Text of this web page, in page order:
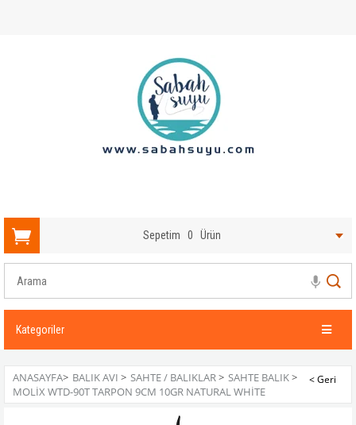
Sepetim 0 Ürün
Kategoriler
ANASAYFA> BALIK AVI > SAHTE / BALIKLAR> SAHTE BALIK>
MOLIX WTD-90T TARPON 9CM 10GR NATURAL WHITE